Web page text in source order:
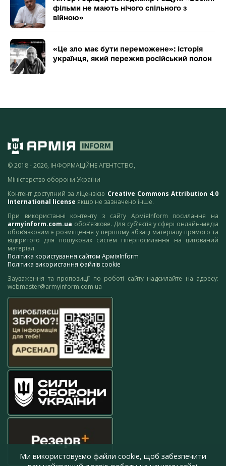
фільми не мають нічого спільного з
війною»
«Це зло має бути переможене»: історія
українця, який пережив російський полон
© 2018 - 2026, ІНФОРМАЦІЙНЕ АГЕНТСТВО,
Міністерство оборони України
Контент доступний за ліцензією Creative Commons Attribution 4.0
International license якщо не зазначено інше.
При використанні контенту з сайту АрміяInform посилання на
armyinform.com.ua обов’язкове. Для суб’єктів у сфері онлайн-медіа
обов’язковим є розміщення у першому абзаці матеріалу прямого та
відкритого для пошукових систем гіперпосилання на цитований
матеріал.
Політика користування сайтом АрміяInform
Політика використання файлів cookie
Зауваження та пропозиції по роботі сайту надсилайте на адресу:
webmaster@armyinform.com.ua
Ми використовуємо файли cookie, щоб забезпечити